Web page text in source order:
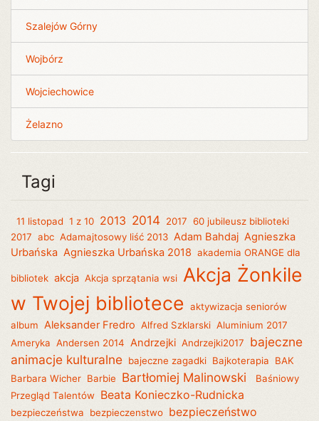
Szalejów Górny
Wojbórz
Wojciechowice
Żelazno
Tagi
11 listopad 1 z 10 2013 2014 2017 60 jubileusz biblioteki
2017 abc Adamajtosowy liść 2013 Adam Bahdaj Agnieszka
Urbańska Agnieszka Urbańska 2018 akademia ORANGE dla
bibliotek akcja Akcja sprzątania wsi Akcja Żonkile
w Twojej bibliotece aktywizacja seniorów
album Aleksander Fredro Alfred Szklarski Aluminium 2017
Ameryka Andersen 2014 Andrzejki Andrzejki2017
bajeczne
animacje kulturalne bajeczne zagadki Bajkoterapia
BAK
Barbara Wicher Barbie Bartłomiej Malinowski
Baśniowy
Przegląd Talentów Beata Konieczko-Rudnicka
bezpieczeństwa bezpieczenstwo bezpieczeństwo